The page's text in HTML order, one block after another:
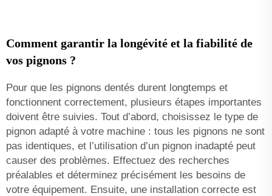
Comment garantir la longévité et la fiabilité de
vos pignons ?
Pour que les pignons dentés durent longtemps et
fonctionnent correctement, plusieurs étapes importantes
doivent être suivies. Tout d’abord, choisissez le type de
pignon adapté à votre machine : tous les pignons ne sont
pas identiques, et l’utilisation d’un pignon inadapté peut
causer des problèmes. Effectuez des recherches
préalables et déterminez précisément les besoins de
votre équipement. Ensuite, une installation correcte est